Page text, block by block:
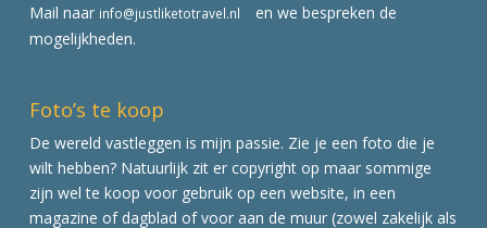
Mail naar info@justliketotravel.nl
en we bespreken de
mogelijkheden.
Foto’s te koop
De wereld vastleggen is mijn passie. Zie je een foto die je
wilt hebben? Natuurlijk zit er copyright op maar sommige
zijn wel te koop voor gebruik op een website, in een
magazine of dagblad of voor aan de muur (zowel zakelijk als